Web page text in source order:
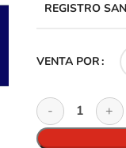
REGISTRO
VENTA POR